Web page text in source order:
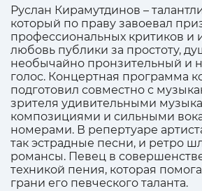
Руслан Кирамутдинов –
который по праву завоевал
профессиональных критиков и
любовь публики за простоту,
необычайно пронзительный и
голос. Концертная программа
подготовил совместно с
зрителя удивительными
композициями и сильными
номерами. В репертуаре
так эстрадные песни, и ретро
романсы. Певец в
техникой пения, которая
грани его певческого таланта.